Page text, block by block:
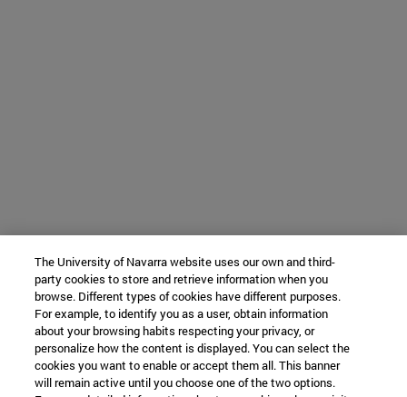
The University of Navarra website uses our own and third-
party cookies to store and retrieve information when you
browse. Different types of cookies have different purposes.
For example, to identify you as a user, obtain information
about your browsing habits respecting your privacy, or
personalize how the content is displayed. You can select the
cookies you want to enable or accept them all. This banner
will remain active until you choose one of the two options.